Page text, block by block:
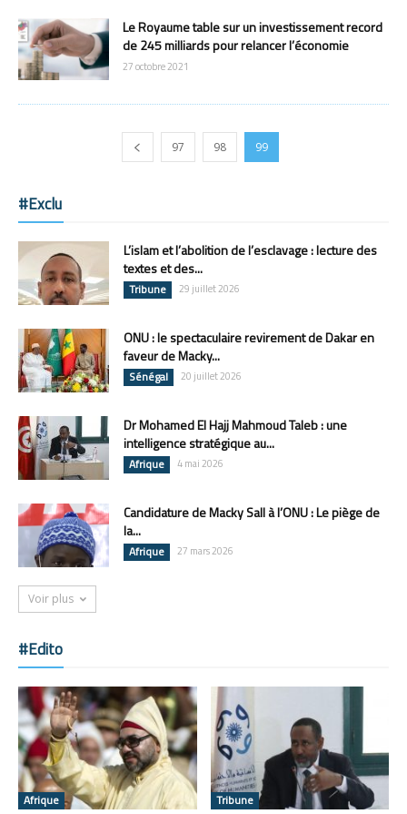
Le Royaume table sur un investissement record
de 245 milliards pour relancer l’économie
27 octobre 2021
97 98 99
#Exclu
L’islam et l’abolition de l’esclavage : lecture des
textes et des...
Tribune 29 juillet 2026
ONU : le spectaculaire revirement de Dakar en
faveur de Macky...
Sénégal 20 juillet 2026
Dr Mohamed El Hajj Mahmoud Taleb : une
intelligence stratégique au...
Afrique 4 mai 2026
Candidature de Macky Sall à l’ONU : Le piège de
la...
Afrique 27 mars 2026
Voir plus
#Edito
Afrique Tribune